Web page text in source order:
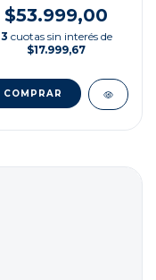
$53.999,00
3 cuotas sin interés de
$17.999,67